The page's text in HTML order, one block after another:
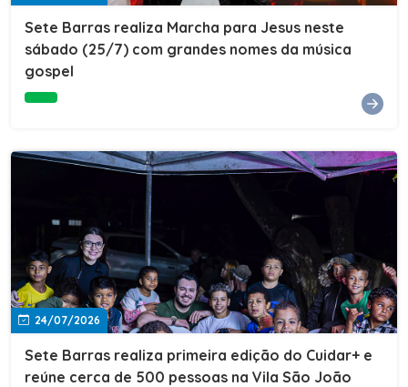
Sete Barras realiza Marcha para Jesus neste
sábado (25/7) com grandes nomes da música
gospel
24/07/2026
Sete Barras realiza primeira edição do Cuidar+ e
reúne cerca de 500 pessoas na Vila São João